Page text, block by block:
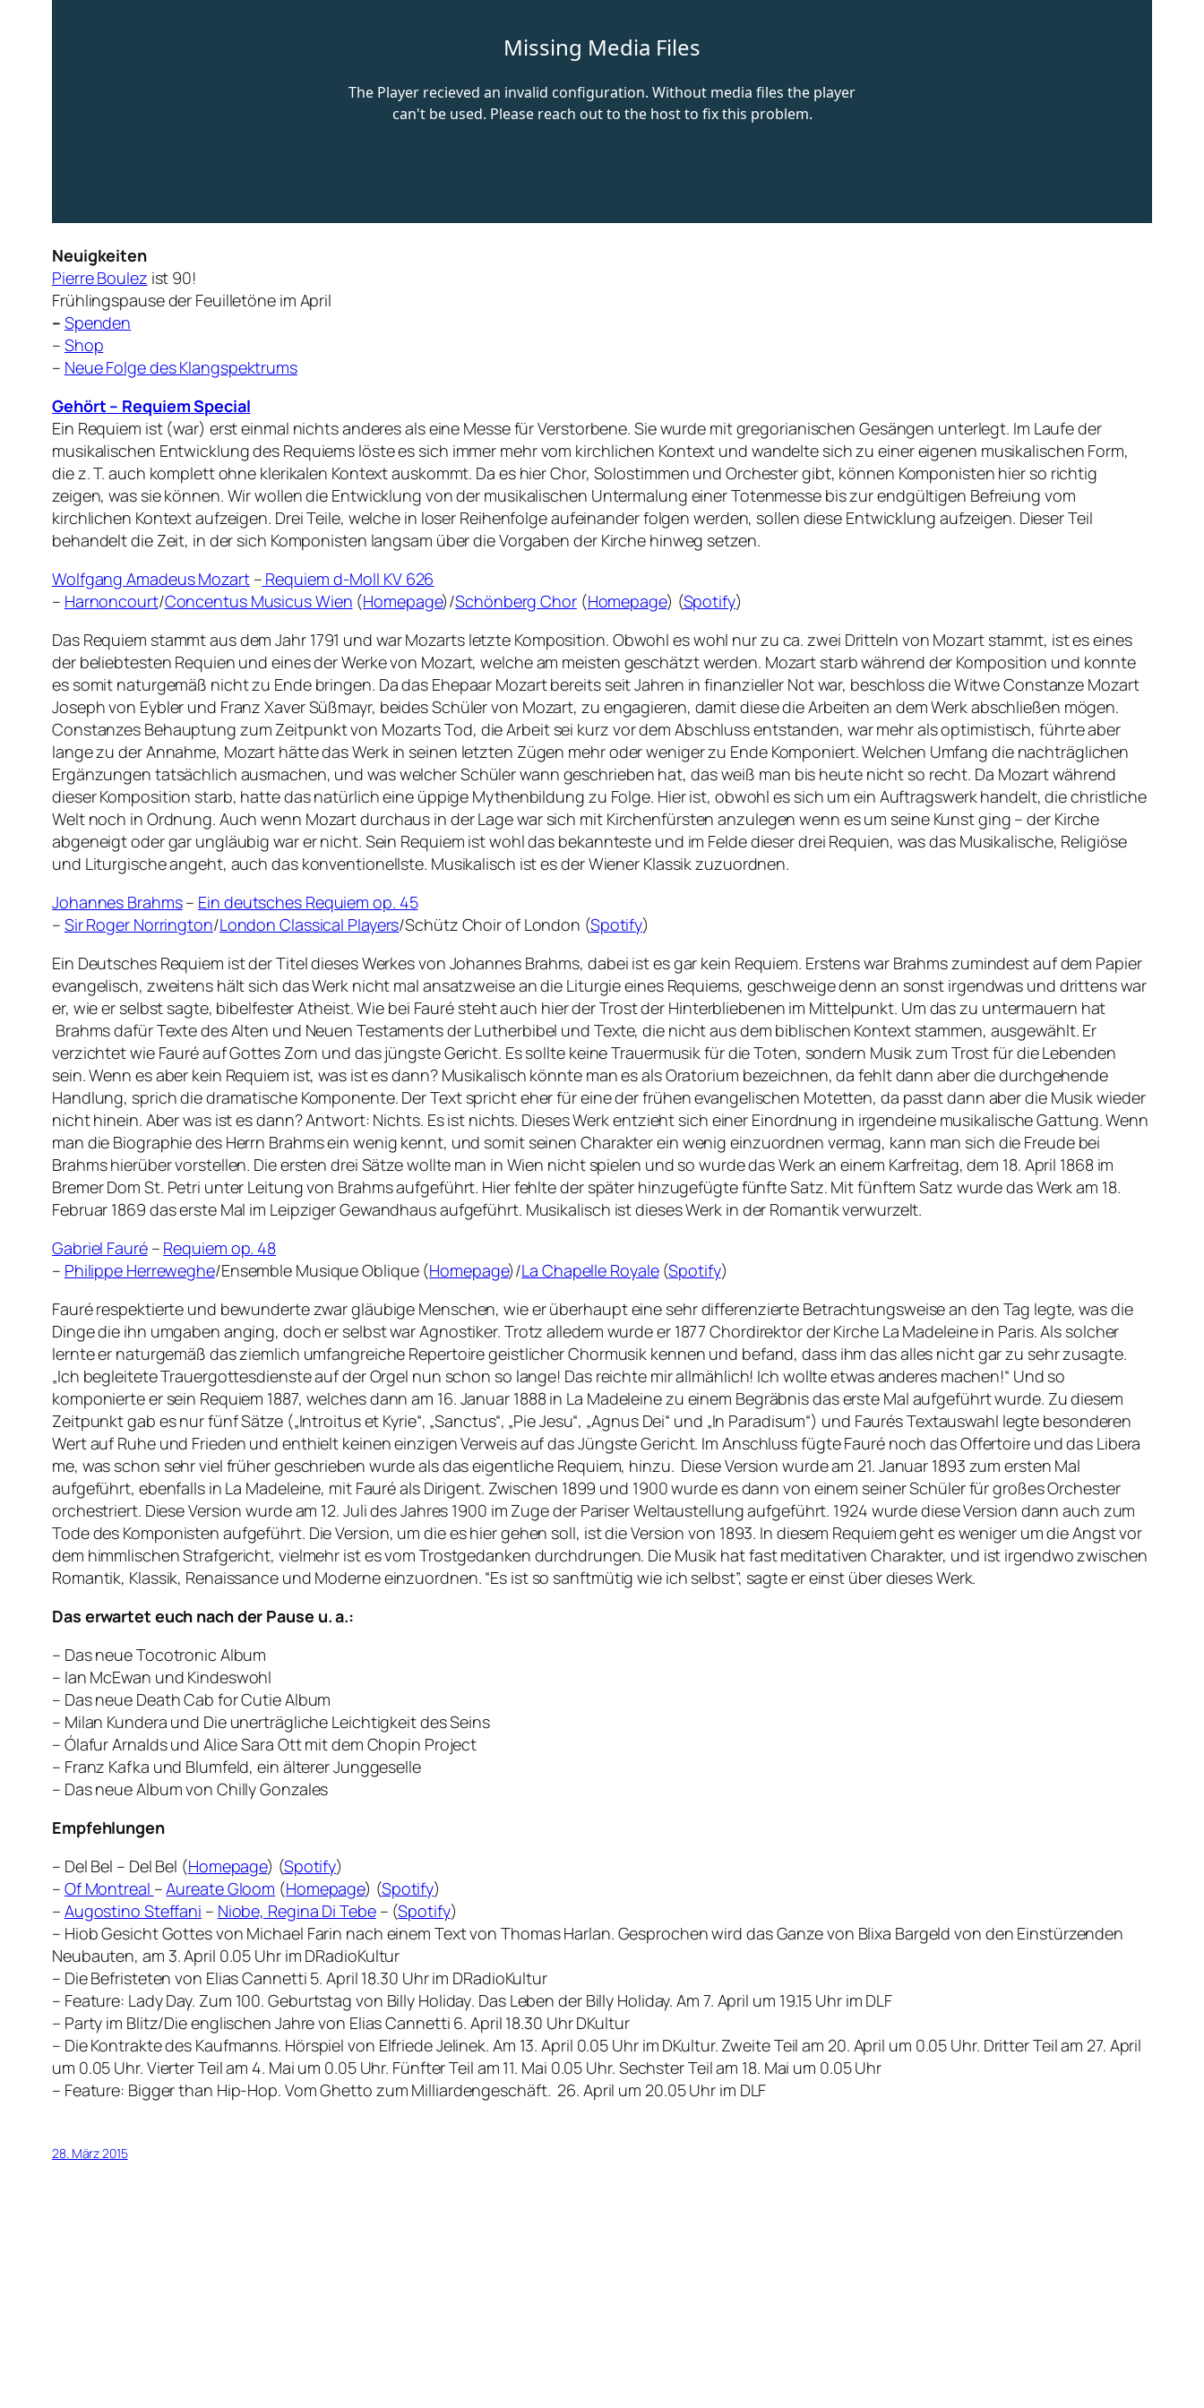
Neuigkeiten
Pierre Boulez ist 90!
Frühlingspause der Feuilletöne im April
– Spenden
– Shop
– Neue Folge des Klangspektrums
Gehört – Requiem Special
Ein Requiem ist (war) erst einmal nichts anderes als eine Messe für Verstorbene. Sie wurde mit gregorianischen Gesängen unterlegt. Im Laufe der
musikalischen Entwicklung des Requiems löste es sich immer mehr vom kirchlichen Kontext und wandelte sich zu einer eigenen musikalischen Form,
die z. T. auch komplett ohne klerikalen Kontext auskommt. Da es hier Chor, Solostimmen und Orchester gibt, können Komponisten hier so richtig
zeigen, was sie können. Wir wollen die Entwicklung von der musikalischen Untermalung einer Totenmesse bis zur endgültigen Befreiung vom
kirchlichen Kontext aufzeigen. Drei Teile, welche in loser Reihenfolge aufeinander folgen werden, sollen diese Entwicklung aufzeigen. Dieser Teil
behandelt die Zeit, in der sich Komponisten langsam über die Vorgaben der Kirche hinweg setzen.
Wolfgang Amadeus Mozart– Requiem d-Moll KV 626
– Harnoncourt/Concentus Musicus Wien (Homepage)/Schönberg Chor(Homepage) (Spotify)
Das Requiem stammt aus dem Jahr 1791 und war Mozarts letzte Komposition. Obwohl es wohl nur zu ca. zwei Dritteln von Mozart stammt, ist es eines
der beliebtesten Requien und eines der Werke von Mozart, welche am meisten geschätzt werden. Mozart starb während der Komposition und konnte
es somit naturgemäß nicht zu Ende bringen. Da das Ehepaar Mozart bereits seit Jahren in finanzieller Not war, beschloss die Witwe Constanze Mozart
Joseph von Eybler und Franz Xaver Süßmayr, beides Schüler von Mozart, zu engagieren, damit diese die Arbeiten an dem Werk abschließen mögen.
Constanzes Behauptung zum Zeitpunkt von Mozarts Tod, die Arbeit sei kurz vor dem Abschluss entstanden, war mehr als optimistisch, führte aber
lange zu der Annahme, Mozart hätte das Werk in seinen letzten Zügen mehr oder weniger zu Ende Komponiert. Welchen Umfang die nachträglichen
Ergänzungen tatsächlich ausmachen, und was welcher Schüler wann geschrieben hat, das weiß man bis heute nicht so recht. Da Mozart während
dieser Komposition starb, hatte das natürlich eine üppige Mythenbildung zu Folge. Hier ist, obwohl es sich um ein Auftragswerk handelt, die christliche
Welt noch in Ordnung. Auch wenn Mozart durchaus in der Lage war sich mit Kirchenfürsten anzulegen wenn es um seine Kunst ging – der Kirche
abgeneigt oder gar ungläubig war er nicht. Sein Requiem ist wohl das bekannteste und im Felde dieser drei Requien, was das Musikalische, Religiöse
und Liturgische angeht, auch das konventionellste. Musikalisch ist es der Wiener Klassik zuzuordnen.
Johannes Brahms– Ein deutsches Requiem op. 45
– Sir Roger Norrington/London Classical Players/Schütz Choir of London (Spotify)
Ein Deutsches Requiem ist der Titel dieses Werkes von Johannes Brahms, dabei ist es gar kein Requiem. Erstens war Brahms zumindest auf dem Papier
evangelisch, zweitens hält sich das Werk nicht mal ansatzweise an die Liturgie eines Requiems, geschweige denn an sonst irgendwas und drittens war
er, wie er selbst sagte, bibelfester Atheist. Wie bei Fauré steht auch hier der Trost der Hinterbliebenen im Mittelpunkt. Um das zu untermauern hat
Brahms dafür Texte des Alten und Neuen Testaments der Lutherbibel und Texte, die nicht aus dem biblischen Kontext stammen, ausgewählt. Er
verzichtet wie Fauré auf Gottes Zorn und das jüngste Gericht. Es sollte keine Trauermusik für die Toten, sondern Musik zum Trost für die Lebenden
sein. Wenn es aber kein Requiem ist, was ist es dann? Musikalisch könnte man es als Oratorium bezeichnen, da fehlt dann aber die durchgehende
Handlung, sprich die dramatische Komponente. Der Text spricht eher für eine der frühen evangelischen Motetten, da passt dann aber die Musik wieder
nicht hinein. Aber was ist es dann? Antwort: Nichts. Es ist nichts. Dieses Werk entzieht sich einer Einordnung in irgendeine musikalische Gattung. Wenn
man die Biographie des Herrn Brahms ein wenig kennt, und somit seinen Charakter ein wenig einzuordnen vermag, kann man sich die Freude bei
Brahms hierüber vorstellen. Die ersten drei Sätze wollte man in Wien nicht spielen und so wurde das Werk an einem Karfreitag, dem 18. April 1868 im
Bremer Dom St. Petri unter Leitung von Brahms aufgeführt. Hier fehlte der später hinzugefügte fünfte Satz. Mit fünftem Satz wurde das Werk am 18.
Februar 1869 das erste Mal im Leipziger Gewandhaus aufgeführt. Musikalisch ist dieses Werk in der Romantik verwurzelt.
Gabriel Fauré– Requiem op. 48
– Philippe Herreweghe/Ensemble Musique Oblique (Homepage)/La Chapelle Royale(Spotify)
Fauré respektierte und bewunderte zwar gläubige Menschen, wie er überhaupt eine sehr differenzierte Betrachtungsweise an den Tag legte, was die
Dinge die ihn umgaben anging, doch er selbst war Agnostiker. Trotz alledem wurde er 1877 Chordirektor der Kirche La Madeleine in Paris. Als solcher
lernte er naturgemäß das ziemlich umfangreiche Repertoire geistlicher Chormusik kennen und befand, dass ihm das alles nicht gar zu sehr zusagte.
„Ich begleitete Trauergottesdienste auf der Orgel nun schon so lange! Das reichte mir allmählich! Ich wollte etwas anderes machen!“ Und so
komponierte er sein Requiem 1887, welches dann am 16. Januar 1888 in La Madeleine zu einem Begräbnis das erste Mal aufgeführt wurde. Zu diesem
Zeitpunkt gab es nur fünf Sätze („Introitus et Kyrie“, „Sanctus“, „Pie Jesu“, „Agnus Dei“ und „In Paradisum“) und Faurés Textauswahl legte besonderen
Wert auf Ruhe und Frieden und enthielt keinen einzigen Verweis auf das Jüngste Gericht. Im Anschluss fügte Fauré noch das Offertoire und das Libera
me, was schon sehr viel früher geschrieben wurde als das eigentliche Requiem, hinzu. Diese Version wurde am 21. Januar 1893 zum ersten Mal
aufgeführt, ebenfalls in La Madeleine, mit Fauré als Dirigent. Zwischen 1899 und 1900 wurde es dann von einem seiner Schüler für großes Orchester
orchestriert. Diese Version wurde am 12. Juli des Jahres 1900 im Zuge der Pariser Weltaustellung aufgeführt. 1924 wurde diese Version dann auch zum
Tode des Komponisten aufgeführt. Die Version, um die es hier gehen soll, ist die Version von 1893. In diesem Requiem geht es weniger um die Angst vor
dem himmlischen Strafgericht, vielmehr ist es vom Trostgedanken durchdrungen. Die Musik hat fast meditativen Charakter, und ist irgendwo zwischen
Romantik, Klassik, Renaissance und Moderne einzuordnen. “Es ist so sanftmütig wie ich selbst”, sagte er einst über dieses Werk.
Das erwartet euch nach der Pause u. a.:
– Das neue Tocotronic Album
– Ian McEwan und Kindeswohl
– Das neue Death Cab for Cutie Album
– Milan Kundera und Die unerträgliche Leichtigkeit des Seins
– Ólafur Arnalds und Alice Sara Ott mit dem Chopin Project
– Franz Kafka und Blumfeld, ein älterer Junggeselle
– Das neue Album von Chilly Gonzales
Empfehlungen
– Del Bel – Del Bel (Homepage) (Spotify)
– Of Montreal –Aureate Gloom (Homepage) (Spotify)
– Augostino Steffani – Niobe, Regina Di Tebe– (Spotify)
– Hiob Gesicht Gottesvon Michael Farin nach einem Text von Thomas Harlan. Gesprochen wird das Ganze von Blixa Bargeld von den Einstürzenden
Neubauten, am 3. April 0.05 Uhr im DRadioKultur
– Die Befristeten von Elias Cannetti 5. April 18.30 Uhr im DRadioKultur
– Feature: Lady Day. Zum 100. Geburtstag von Billy Holiday. Das Leben der Billy Holiday. Am 7. April um 19.15 Uhr im DLF
– Party im Blitz/Die englischen Jahrevon Elias Cannetti 6. April 18.30 Uhr DKultur
– Die Kontrakte des Kaufmanns. Hörspiel von Elfriede Jelinek. Am 13. April 0.05 Uhr im DKultur. Zweite Teil am 20. April um 0.05 Uhr. Dritter Teil am 27. April
um 0.05 Uhr. Vierter Teil am 4. Mai um 0.05 Uhr. Fünfter Teil am 11. Mai 0.05 Uhr. Sechster Teil am 18. Mai um 0.05 Uhr
– Feature: Bigger than Hip-Hop. Vom Ghetto zum Milliardengeschäft. 26. April um 20.05 Uhr im DLF
28. März 2015